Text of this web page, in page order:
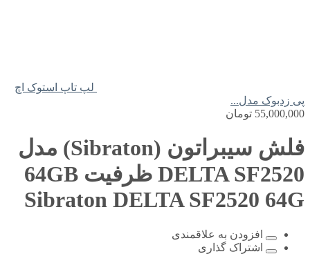
لپ تاپ استوک اچ
پی زدبوک مدل...
55,000,000 تومان
فلش سیبراتون (Sibraton) مدل
DELTA SF2520 ظرفیت 64GB
Sibraton DELTA SF2520 64G
افزودن به علاقمندی
اشتراک گذاری